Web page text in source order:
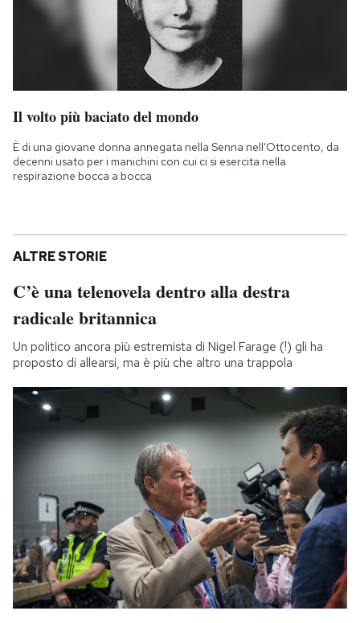
Il volto più baciato del mondo
È di una giovane donna annegata nella Senna nell'Ottocento, da
decenni usato per i manichini con cui ci si esercita nella
respirazione bocca a bocca
ALTRE STORIE
C’è una telenovela dentro alla destra
radicale britannica
Un politico ancora più estremista di Nigel Farage (!) gli ha
proposto di allearsi, ma è più che altro una trappola